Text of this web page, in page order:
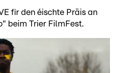
fir den éischte Präis an
beim Trier FilmFest.